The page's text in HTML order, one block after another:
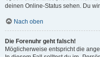
deinen Online-Status sehen. Du
Nach oben
Die Forenuhr geht falsch!
Möglicherweise entspricht die